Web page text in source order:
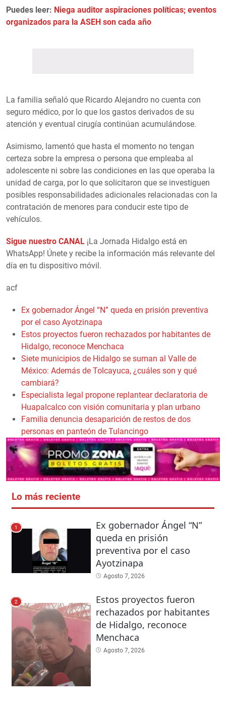
Puedes leer: Niega auditor aspiraciones políticas; eventos
organizados para la ASEH son cada año
La familia señaló que Ricardo Alejandro no cuenta con
seguro médico, por lo que los gastos derivados de su
atención y eventual cirugía continúan acumulándose.
Asimismo, lamentó que hasta el momento no tengan
certeza sobre la empresa o persona que empleaba al
adolescente ni sobre las condiciones en las que operaba la
unidad de carga, por lo que solicitaron que se investiguen
posibles responsabilidades adicionales relacionadas con la
contratación de menores para conducir este tipo de
vehículos.
Sigue nuestro CANAL ¡La Jornada Hidalgo está en
WhatsApp! Únete y recibe la información más relevante del
día en tu dispositivo móvil.
acf
Ex gobernador Ángel “N” queda en prisión preventiva
por el caso Ayotzinapa
Estos proyectos fueron rechazados por habitantes de
Hidalgo, reconoce Menchaca
Siete municipios de Hidalgo se suman al Valle de
México: Además de Tolcayuca, ¿cuáles son y qué
cambiará?
Especialista legal propone replantear declaratoria de
Huapalcalco con visión comunitaria y plan urbano
Familia denuncia desaparición de restos de dos
personas en panteón de Tulancingo
Lo más reciente
1
Ex gobernador Ángel “N”
queda en prisión
preventiva por el caso
Ayotzinapa
Agosto 7, 2026
2
Estos proyectos fueron
rechazados por habitantes
de Hidalgo, reconoce
Menchaca
Agosto 7, 2026